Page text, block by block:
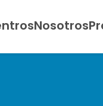
Nosotros